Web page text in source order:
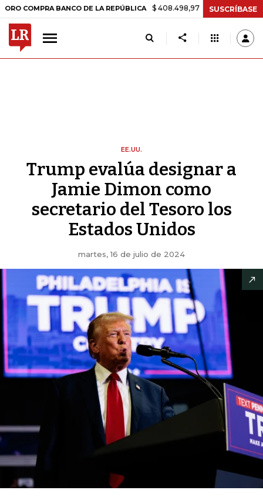
BANCO DE LA REPÚBLICA $ 408.498,97 +$ 8.753,81 +2,19%
SUSCRÍBASE
EE.UU.
Trump evalúa designar a
Jamie Dimon como
secretario del Tesoro los
Estados Unidos
martes, 16 de julio de 2024